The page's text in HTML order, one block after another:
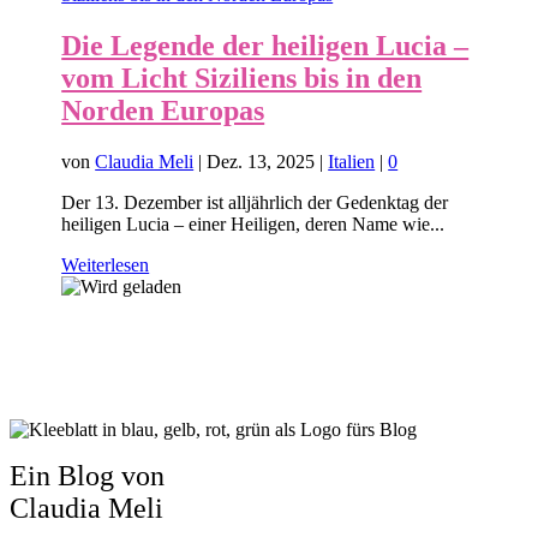
Die Legende der heiligen Lucia –
vom Licht Siziliens bis in den
Norden Europas
vonClaudia Meli |Dez. 13, 2025 |Italien |0
Der 13. Dezember ist alljährlich der Gedenktag der
heiligen Lucia – einer Heiligen, deren Name wie...
Weiterlesen
Ein Blog von
Claudia Meli